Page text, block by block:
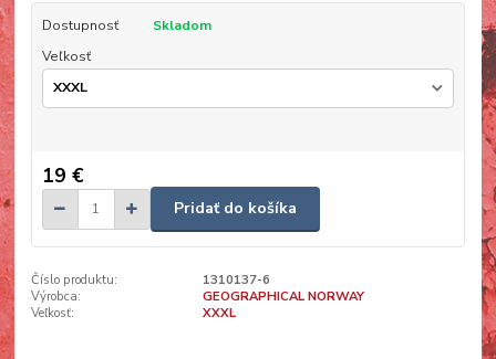
Dostupnosť
Skladom
Veľkosť
19 €
Pridať do košíka
Číslo produktu:
1310137-6
Výrobca:
GEOGRAPHICAL NORWAY
Veľkosť:
XXXL